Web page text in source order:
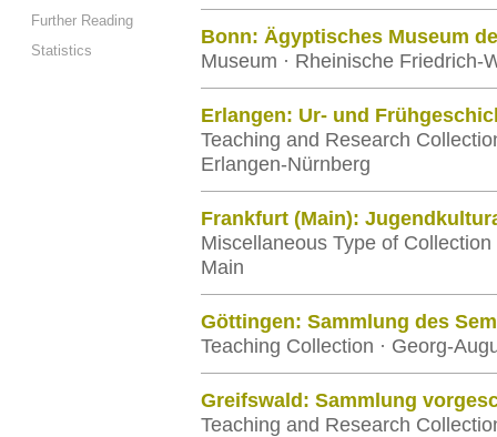
Further Reading
Statistics
Bonn: Ägyptisches Museum
Museum · Rheinische Friedrich-
Erlangen: Ur- und
Teaching and Research
Erlangen-Nürnberg
Frankfurt (Main):
Miscellaneous Type of
Main
Göttingen: Sammlung des
Teaching Collection · Georg-
Greifswald: Sammlung
Teaching and Research